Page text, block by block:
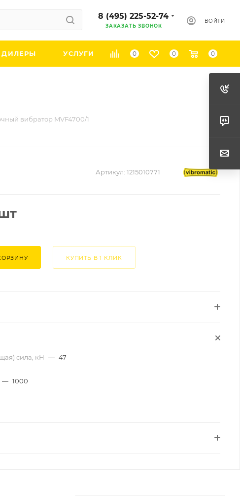
8 (495) 225-52-74
ЗАКАЗАТЬ ЗВОНОК
ВОЙТИ
0 0 0
ДИЛЕРЫ УСЛУГИ
вибратор MVF4700/1
Артикул: 1215010771
КУПИТЬ В 1 КЛИК
сила, кН — 47
— 1000